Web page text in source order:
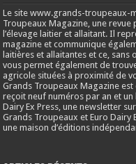
Le site www.grands-troupeaux-
Troupeaux Magazine, une
l’élevage laitier et allaitant. Il
magazine et communique
laitières et allaitantes et ce,
vous permet également de
agricole situées à proximité de
Grands Troupeaux Magazine
reçoit neuf numéros par an et un
Dairy Ex Press, une newsletter
Grands Troupeaux et Euro Dairy
une maison d’éditions